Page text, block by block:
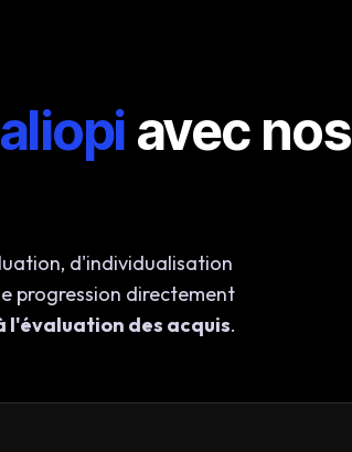
avec nos
d'individualisation
progression directement
l'évaluation des acquis.